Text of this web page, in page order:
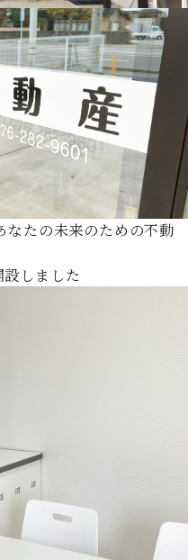
なたの未来のための不動
しました